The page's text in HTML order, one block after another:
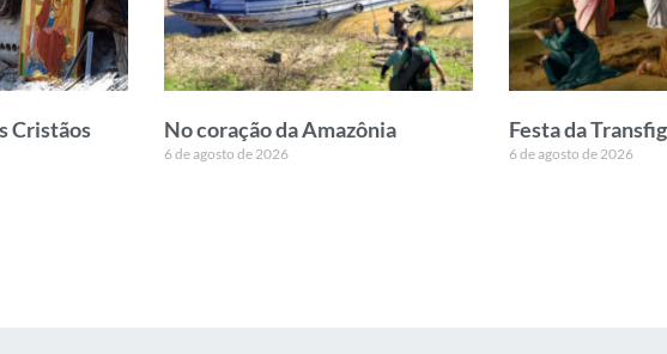
Cristãos
No coração da Amazônia
6 de agosto de 2026
Festa da
6 de agosto de 2026